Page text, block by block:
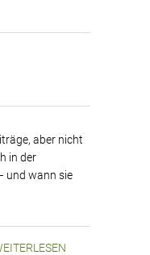
aber nicht
in der
und wann sie